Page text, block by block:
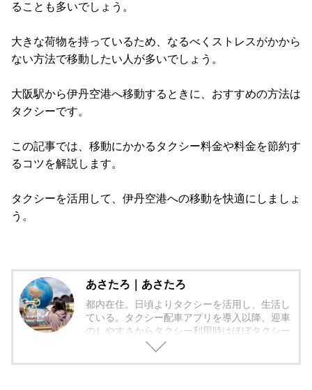
ることも多いでしょう。
大きな荷物を持っているため、なるべくストレスがかから
ない方法で移動したい人が多いでしょう。
大阪駅から伊丹空港へ移動するときに、おすすめの方法は
タクシーです。
この記事では、移動にかかるタクシー料金や料金を節約す
るコツを解説します。
タクシーを活用して、伊丹空港への移動を快適にしましょ
う。
あさたろ｜あさたろ
都内在住。日頃よりタクシーを活用し、生活し
ている。タクシー配車アプリを導入以降、迎車
のしやすさからタクシー利用時はほぼタクシー
配車アプリを活用している。